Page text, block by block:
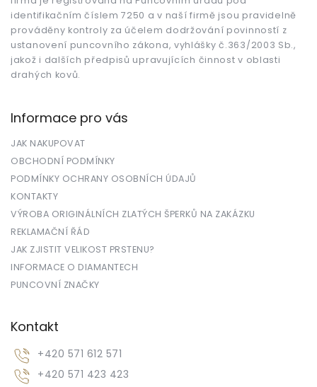
identifikačním číslem 7250 a v naší firmě jsou pravidelně
prováděny kontroly za účelem dodržování povinností z
ustanovení puncovního zákona, vyhlášky č.363/2003 Sb.,
jakož i dalších předpisů upravujících činnost v oblasti
drahých kovů.
Informace pro vás
JAK NAKUPOVAT
OBCHODNÍ PODMÍNKY
PODMÍNKY OCHRANY OSOBNÍCH ÚDAJŮ
KONTAKTY
VÝROBA ORIGINÁLNÍCH ZLATÝCH ŠPERKŮ NA ZAKÁZKU
REKLAMAČNÍ ŘÁD
JAK ZJISTIT VELIKOST PRSTENU?
INFORMACE O DIAMANTECH
PUNCOVNÍ ZNAČKY
Kontakt
+420 571 612 571
+420 571 423 423